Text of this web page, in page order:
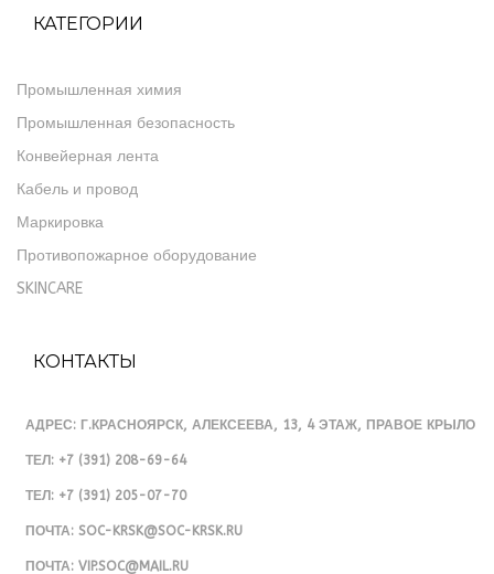
КАТЕГОРИИ
Промышленная химия
Промышленная безопасность
Конвейерная лента
Кабель и провод
Маркировка
Противопожарное оборудование
SKINCARE
КОНТАКТЫ
АДРЕС: Г.КРАСНОЯРСК, АЛЕКСЕЕВА, 13, 4 ЭТАЖ, ПРАВОЕ КРЫЛО
ТЕЛ : +7 (391) 208-69-64
ТЕЛ : +7 (391) 205-07-70
ПОЧТА: SOC-KRSK@SOC-KRSK.RU
ПОЧТА: VIP.SOC@MAIL.RU